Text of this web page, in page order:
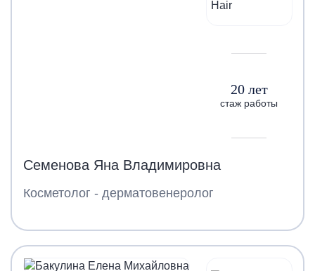
20 лет
стаж работы
Семенова Яна Владимировна
Косметолог - дерматовенеролог